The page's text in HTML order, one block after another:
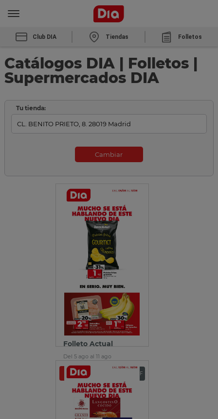
Club DIA Tiendas Folletos
Catálogos DIA | Folletos |
Supermercados DIA
Tu tienda:
Cambiar
Folleto Actual
Del 5 ago al 11 ago
Ver folleto Descargar PDF